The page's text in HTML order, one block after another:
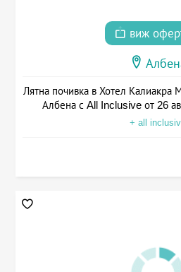
виж
Лятна почивка в Хотел Калиакра
Албена с All Inclusive от 26
+ all